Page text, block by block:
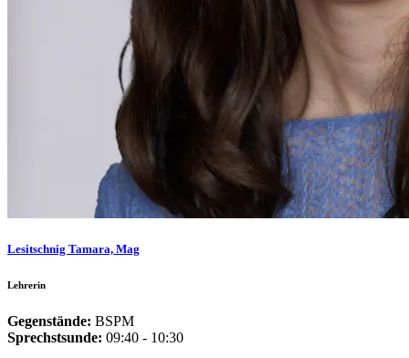
Lesitschnig Tamara, Mag
Lehrerin
Gegenstände: BSPM
Sprechstsunde: 09:40 - 10:30